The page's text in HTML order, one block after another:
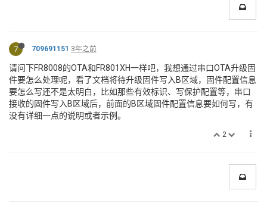
7 709691151 3年之前
请问下FR8008的OTA和FR801XH一样吧，我想通过串口OTA升级固
件要怎么处理呢，看了文档将待升级固件写入B区域，固件配置信息
要怎么写还不是太明白，比如那些有效标识、写保护配置等，串口
接收的固件写入B区域后，前面的B区域固件配置信息要如何写，有
没有详细一点的说明或者示例。
2